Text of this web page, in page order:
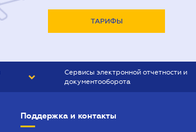
ТАРИФЫ
Сервисы электронной отчетности и
документооборота
Поддержка и контакты